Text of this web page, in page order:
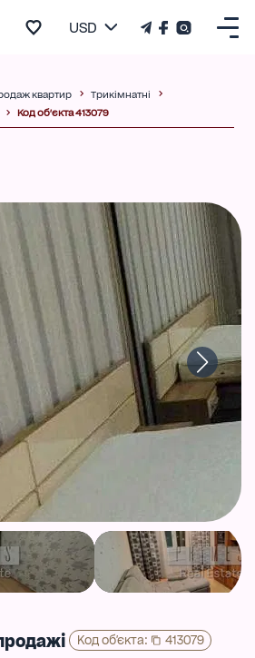
USD
квартир
Трикімнатні
Код об'єкта 413079
Код об'єкта: 413079